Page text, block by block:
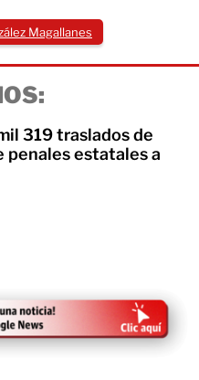
Magallanes
319 traslados de
penales estatales a